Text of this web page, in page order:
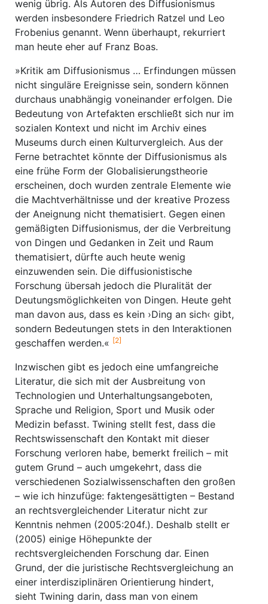
wenig übrig. Als Autoren des Diffusionismus
werden insbesondere Friedrich Ratzel und Leo
Frobenius genannt. Wenn überhaupt, rekurriert
man heute eher auf Franz Boas.
»Kritik am Diffusionismus … Erfindungen müssen
nicht singuläre Ereignisse sein, sondern können
durchaus unabhängig voneinander erfolgen. Die
Bedeutung von Artefakten erschließt sich nur im
sozialen Kontext und nicht im Archiv eines
Museums durch einen Kulturvergleich. Aus der
Ferne betrachtet könnte der Diffusionismus als
eine frühe Form der Globalisierungstheorie
erscheinen, doch wurden zentrale Elemente wie
die Machtverhältnisse und der kreative Prozess
der Aneignung nicht thematisiert. Gegen einen
gemäßigten Diffusionismus, der die Verbreitung
von Dingen und Gedanken in Zeit und Raum
thematisiert, dürfte auch heute wenig
einzuwenden sein. Die diffusionistische
Forschung übersah jedoch die Pluralität der
Deutungsmöglichkeiten von Dingen. Heute geht
man davon aus, dass es kein ›Ding an sich‹ gibt,
sondern Bedeutungen stets in den Interaktionen
geschaffen werden.« [2]
Inzwischen gibt es jedoch eine umfangreiche
Literatur, die sich mit der Ausbreitung von
Technologien und Unterhaltungsangeboten,
Sprache und Religion, Sport und Musik oder
Medizin befasst. Twining stellt fest, dass die
Rechtswissenschaft den Kontakt mit dieser
Forschung verloren habe, bemerkt freilich – mit
gutem Grund – auch umgekehrt, dass die
verschiedenen Sozialwissenschaften den großen
– wie ich hinzufüge: faktengesättigten – Bestand
an rechtsvergleichender Literatur nicht zur
Kenntnis nehmen (2005:204f.). Deshalb stellt er
(2005) einige Höhepunkte der
rechtsvergleichenden Forschung dar. Einen
Grund, der die juristische Rechtsvergleichung an
einer interdisziplinären Orientierung hindert,
sieht Twining darin, dass man von einem